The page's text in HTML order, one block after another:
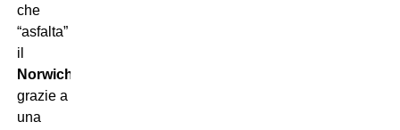
che
“asfalta”
il
Norwich
grazie a
una